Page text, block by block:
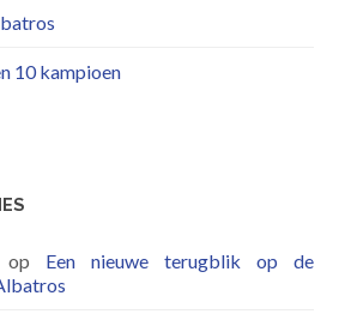
10 kampioen
op Een nieuwe terugblik op de